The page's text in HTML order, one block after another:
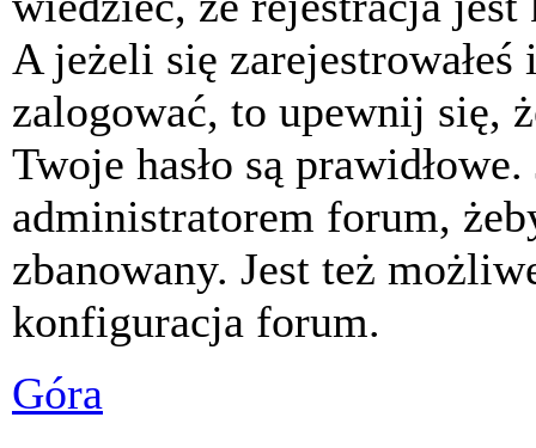
A jeżeli się
zalogować, to upewnij się,
Twoje hasło są
administratorem forum,
zbanowany. Jest też
konfiguracja forum.
Góra